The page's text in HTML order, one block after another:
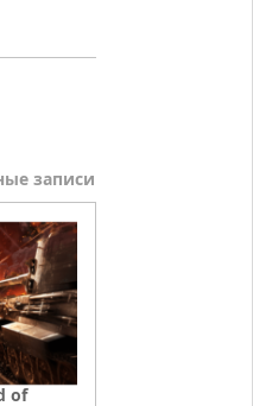
записи
of